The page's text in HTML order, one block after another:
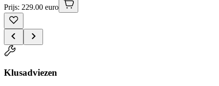
Prijs: 229.00 euro
Klusadviezen